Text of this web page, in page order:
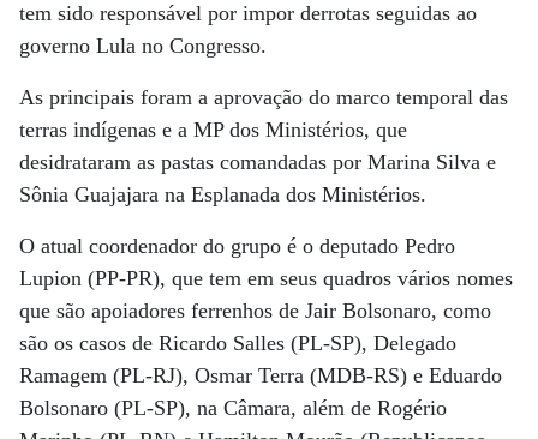
tem sido responsável por impor derrotas seguidas ao
governo Lula no Congresso.
As principais foram a aprovação do marco temporal das
terras indígenas e a MP dos Ministérios, que
desidrataram as pastas comandadas por Marina Silva e
Sônia Guajajara na Esplanada dos Ministérios.
O atual coordenador do grupo é o deputado Pedro
Lupion (PP-PR), que tem em seus quadros vários nomes
que são apoiadores ferrenhos de Jair Bolsonaro, como
são os casos de Ricardo Salles (PL-SP), Delegado
Ramagem (PL-RJ), Osmar Terra (MDB-RS) e Eduardo
Bolsonaro (PL-SP), na Câmara, além de Rogério